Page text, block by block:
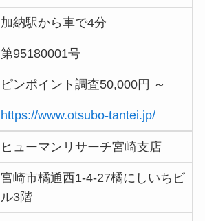
加納駅から車で4分
第95180001号
ピンポイント調査50,000円 ～
https://www.otsubo-tantei.jp/
ヒューマンリサーチ宮崎支店
宮崎市橘通西1-4-27橘にしいちビ
ル3階